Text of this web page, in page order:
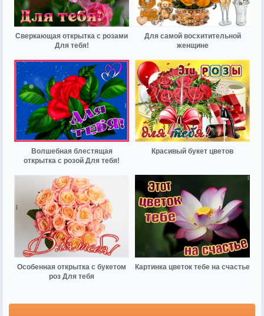
Сверкающая открытка с розами
Для тебя!
Для самой восхитительной
женщине
Волшебная блестящая
открытка с розой Для тебя!
Красивый букет цветов
Особенная открытка с букетом
роз Для тебя
Картинка цветок тебе на счастье